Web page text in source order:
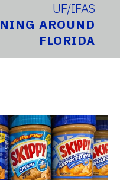
UF/IFAS
AROUND
FLORIDA